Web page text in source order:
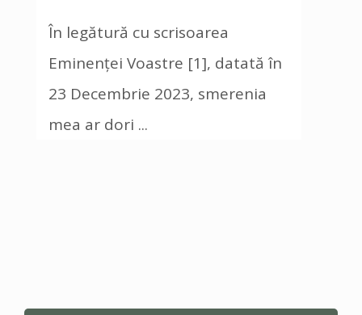
În legătură cu scrisoarea
Eminenței Voastre [1], datată în
23 Decembrie 2023, smerenia
mea ar dori ...